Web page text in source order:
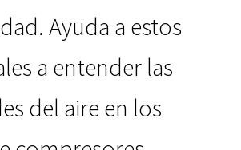
Ayuda a estos
a entender las
del aire en los